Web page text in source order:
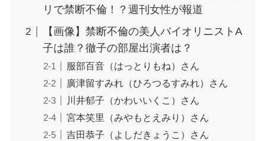
リで禁断不倫！？週刊女性が報道
【画像】禁断不倫の美人バイオリニストA
子は誰？徹子の部屋出演者は？
服部百音（はっとりもね）さん
廣津留すみれ（ひろつるすみれ）さん
川井郁子（かわいいくこ）さん
宮本笑里（みやもとえみり）さん
吉田恭子（よしだきょうこ）さん